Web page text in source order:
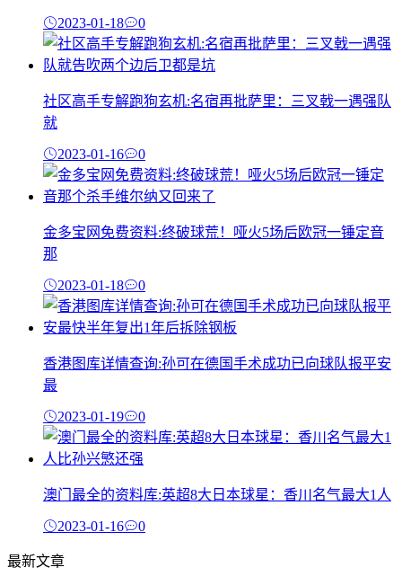
2023-01-18 0
社区高手专解跑狗玄机:名宿再批萨里：三叉戟一遇强队
就
2023-01-16 0
金多宝网免费资料:终破球荒！哑火5场后欧冠一锤定音
那
2023-01-18 0
香港图库详情查询:孙可在德国手术成功已向球队报平安
最
2023-01-19 0
澳门最全的资料库:英超8大日本球星：香川名气最大1人
2023-01-16 0
最新文章